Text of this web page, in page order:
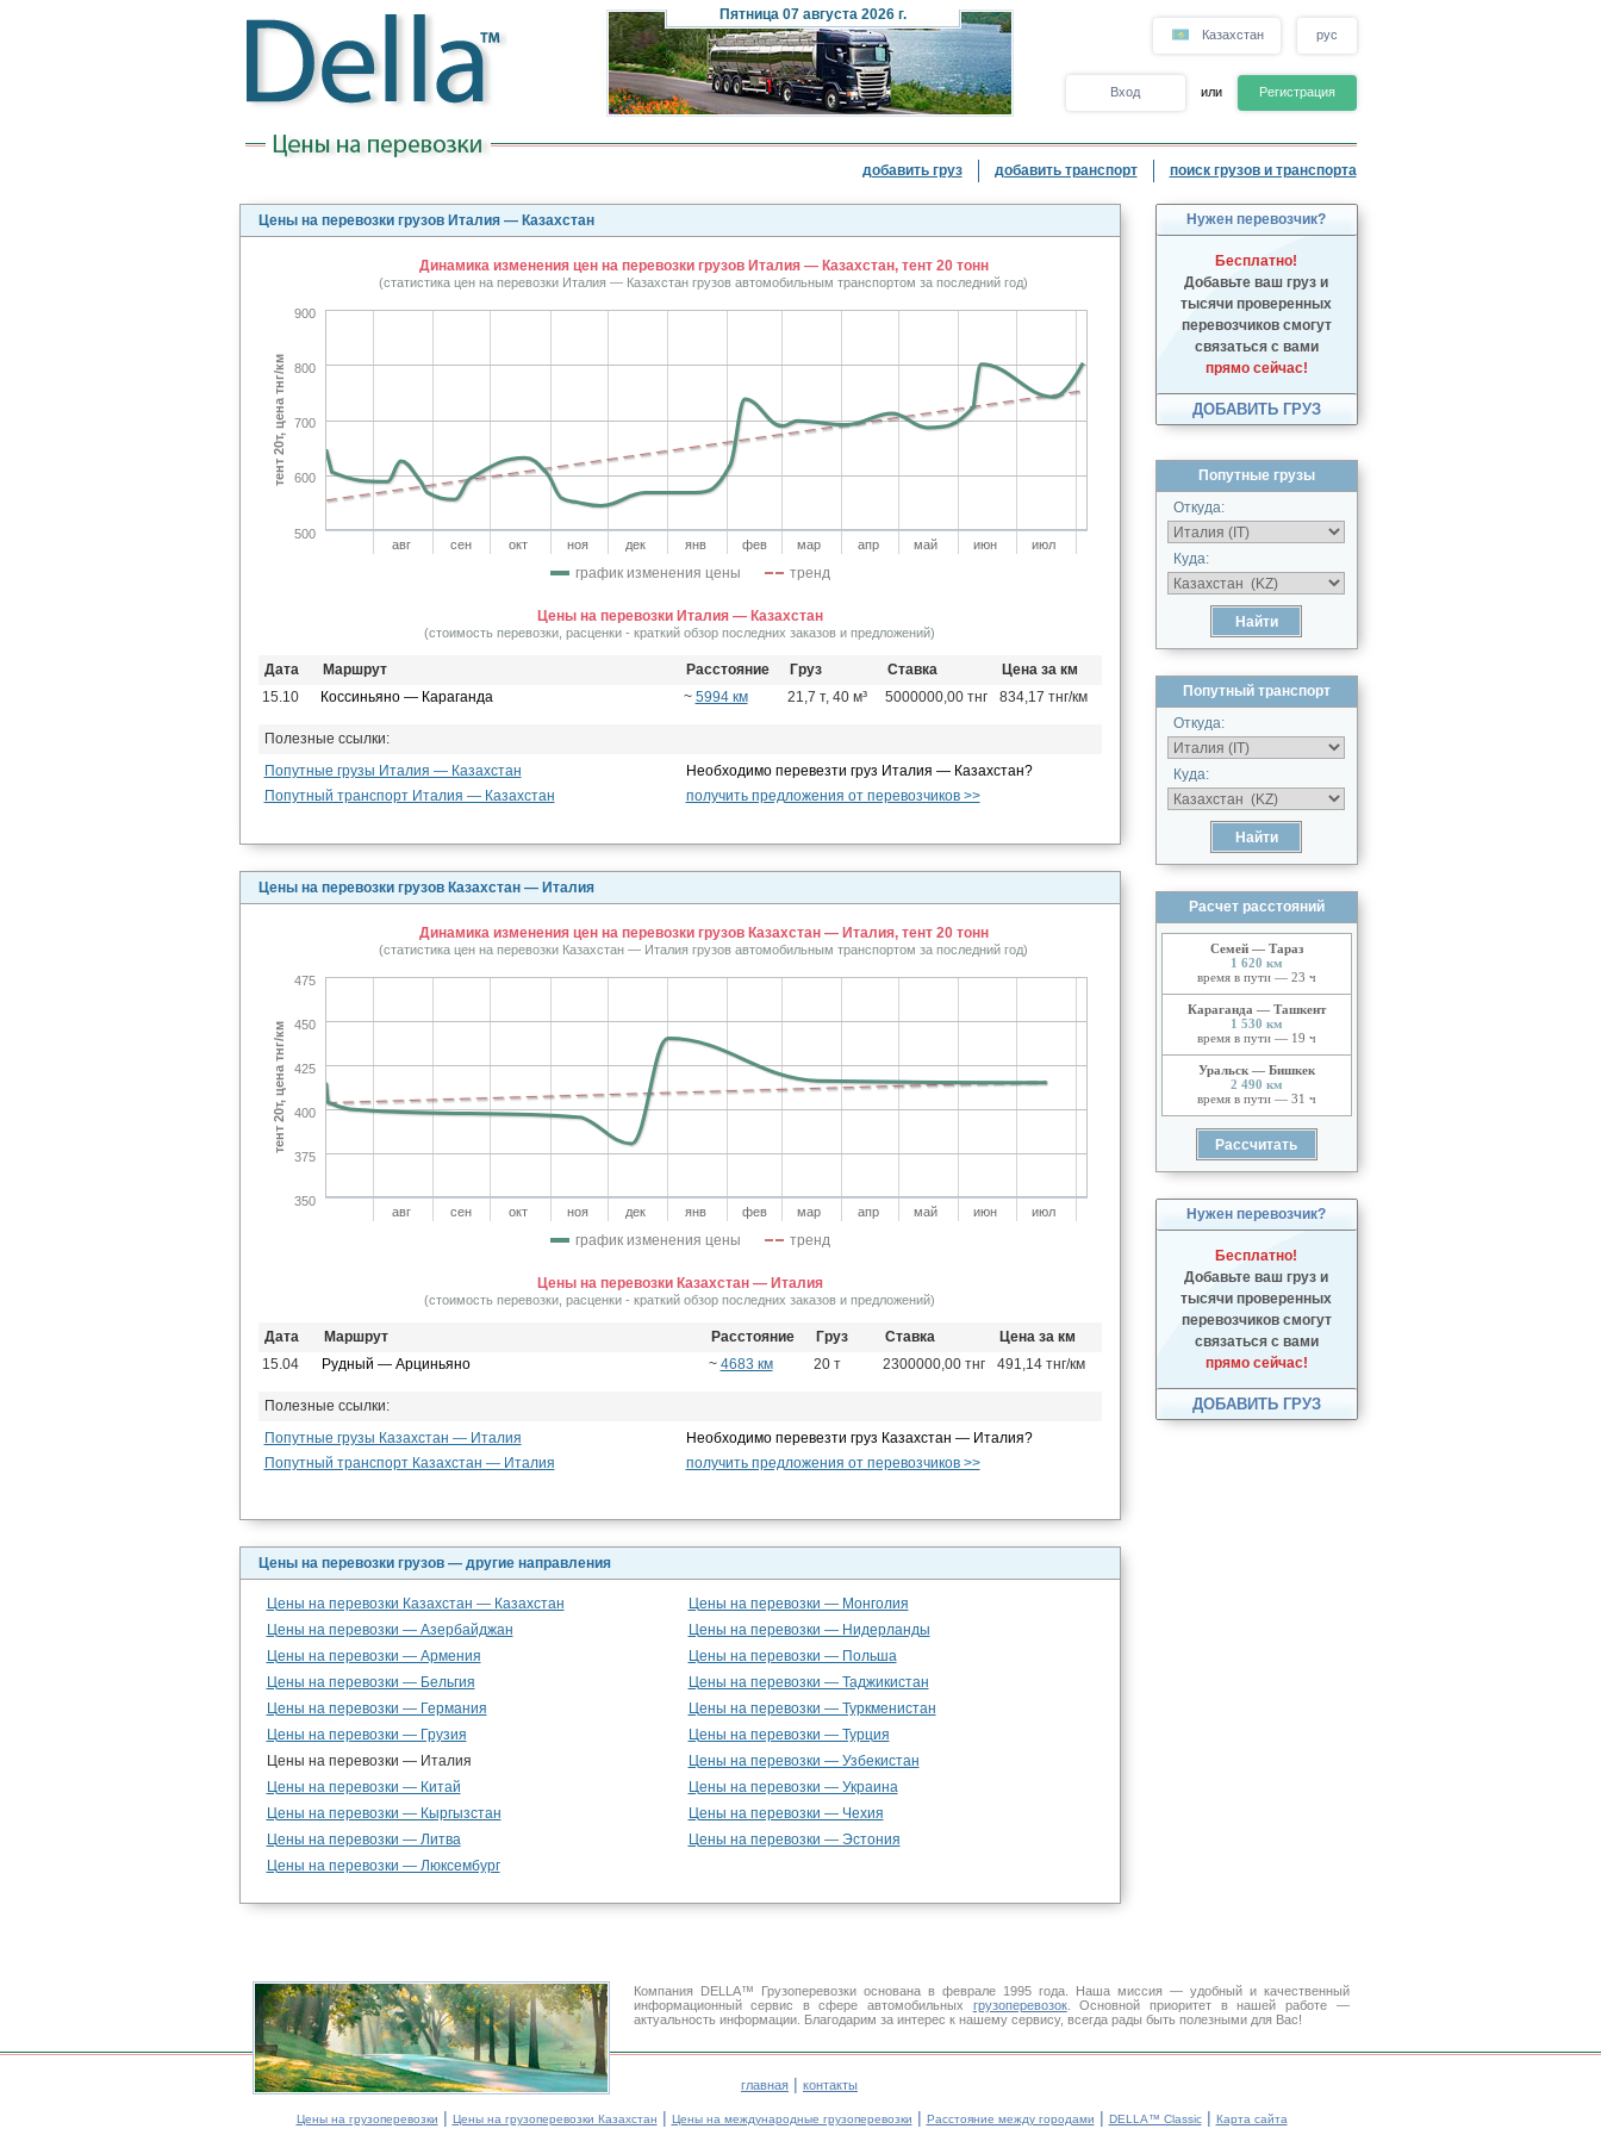
Пятница07 августа 2026 г.
Казахстан рус
Вход или Регистрация
добавить груз добавить транспорт поиск грузов и транспорта
Цены на перевозки грузов Италия — Казахстан
Динамика изменения цен на перевозки грузов Италия — Казахстан, тент 20 тонн
(статистика цен на перевозки Италия — Казахстан грузов автомобильным транспортом за последний год)
график изменения цены тренд
авг сен окт ноя дек янв фев мар апр май июн июл
500
600
700
800
900
тент 20т, цена тнг/км
Цены на перевозки Италия — Казахстан
(стоимость перевозки, расценки - краткий обзор последних заказов и предложений)
Дата Маршрут Расстояние Груз Ставка
Цена за км
15.10
Коссиньяно — Караганда ~ 5994 км 21,7 т, 40 м³ 5000000,00 тнг 834,17 тнг/км
Полезные ссылки:
Попутные грузы Италия — Казахстан
Необходимо перевезти груз Италия — Казахстан?
Попутный транспорт Италия — Казахстан
получить предложения от перевозчиков >>
Цены на перевозки грузов Казахстан — Италия
Динамика изменения цен на перевозки грузов Казахстан — Италия, тент 20 тонн
(статистика цен на перевозки Казахстан — Италия грузов автомобильным транспортом за последний год)
график изменения цены тренд
авг сен окт ноя дек янв фев мар апр май июн июл
350
375
400
425
450
475
тент 20т, цена тнг/км
Цены на перевозки Казахстан — Италия
(стоимость перевозки, расценки - краткий обзор последних заказов и предложений)
Дата Маршрут Расстояние Груз Ставка
Цена за км
15.04
Рудный — Арциньяно ~ 4683 км 20 т 2300000,00 тнг 491,14 тнг/км
Полезные ссылки:
Попутные грузы Казахстан — Италия
Необходимо перевезти груз Казахстан — Италия?
Попутный транспорт Казахстан — Италия
получить предложения от перевозчиков >>
Цены на перевозки грузов — другие направления
Цены на перевозки Казахстан — Казахстан
Цены на перевозки — Монголия
Цены на перевозки — Азербайджан
Цены на перевозки — Нидерланды
Цены на перевозки — Армения
Цены на перевозки — Польша
Цены на перевозки — Бельгия
Цены на перевозки — Таджикистан
Цены на перевозки — Германия
Цены на перевозки — Туркменистан
Цены на перевозки — Грузия
Цены на перевозки — Турция
Цены на перевозки — Италия
Цены на перевозки — Узбекистан
Цены на перевозки — Китай
Цены на перевозки — Украина
Цены на перевозки — Кыргызстан
Цены на перевозки — Чехия
Цены на перевозки — Литва
Цены на перевозки — Эстония
Цены на перевозки — Люксембург
Нужен перевозчик?
Бесплатно!
Добавьте ваш груз и
тысячи проверенных
перевозчиков смогут
связаться с вами
прямо сейчас!
ДОБАВИТЬ ГРУЗ
Попутные грузы
Откуда:
Куда:
Попутный транспорт
Откуда:
Куда:
Расчет расстояний
Семей — Тараз
1 620 км
время в пути — 23 ч
Караганда — Ташкент
1 530 км
время в пути — 19 ч
Уральск — Бишкек
2 490 км
время в пути — 31 ч
Нужен перевозчик?
Бесплатно!
Добавьте ваш груз и
тысячи проверенных
перевозчиков смогут
связаться с вами
прямо сейчас!
ДОБАВИТЬ ГРУЗ
Компания DELLA™ Грузоперевозки основана в феврале 1995 года. Наша миссия — удобный и качественный
информационный сервис в сфере автомобильных грузоперевозок. Основной приоритет в нашей работе —
актуальность информации. Благодарим за интерес к нашему сервису, всегда рады быть полезными для Вас!
главная | контакты
Цены на грузоперевозки | Цены на грузоперевозки Казахстан | Цены на международные грузоперевозки | Расстояние между городами | DELLA™ Classic| Карта сайта